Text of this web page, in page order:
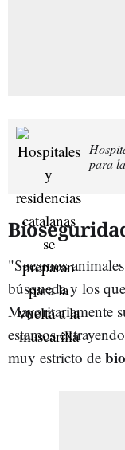
para
"Sacamos
búsqueda y los
Mayoritariamente
estamos
muy estricto de